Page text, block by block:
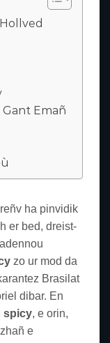
Emañ
ha pinvidik
er bed, dreist-
zo ur mod da
Brasilat
dibar. En
spicy, e orin,
e